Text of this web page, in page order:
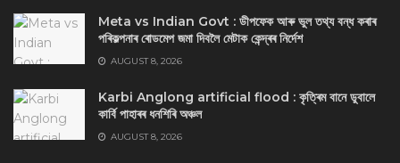
Meta vs Indian Govt : ডীপফেক আৰু ভুল তথ্য বন্ধ কৰাৰ
পৰিকল্পনাৰ ৰোডমেপ জমা দিবলৈ মেটাক কেন্দ্ৰৰ নিৰ্দেশ
AUGUST 8, 2026
Karbi Anglong artificial flood : কৃত্ৰিম বানে ডুবালে
কাৰ্বি পাহাৰৰ ধনশিৰি অঞ্চল
AUGUST 8, 2026